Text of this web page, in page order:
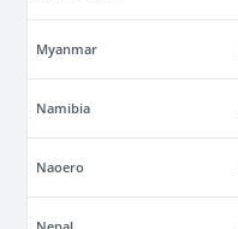
Myanmar
Namibia
Naoero